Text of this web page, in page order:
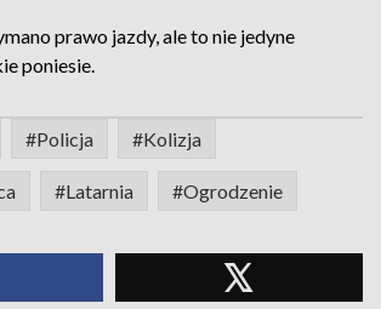
prawo jazdy, ale to nie jedyne
poniesie.
#Policja #Kolizja
#Latarnia #Ogrodzenie